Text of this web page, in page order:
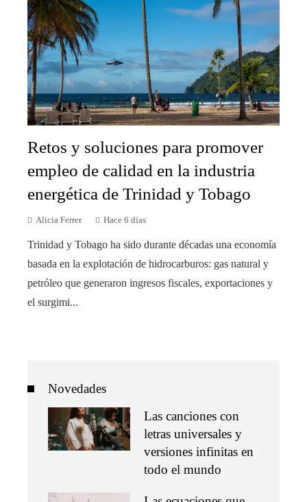
Retos y soluciones para promover
empleo de calidad en la industria
energética de Trinidad y Tobago
Alicia Ferrer Hace 6 días
Trinidad y Tobago ha sido durante décadas una economía
basada en la explotación de hidrocarburos: gas natural y
petróleo que generaron ingresos fiscales, exportaciones y
el surgimi...
Novedades
Las canciones con
letras universales y
versiones infinitas en
todo el mundo